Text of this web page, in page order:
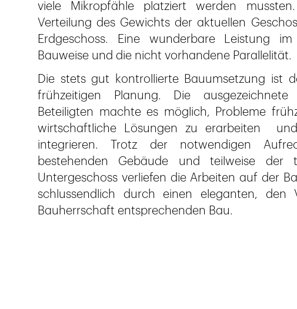
viele Mikropfähle platziert werden
Verteilung des Gewichts der aktuellen
Erdgeschoss. Eine wunderbare Leistung
Bauweise und die nicht vorhandene Parallelität.
Die stets gut kontrollierte Bauumsetzung ist
frühzeitigen Planung. Die
Beteiligten machte es möglich, Probleme
wirtschaftliche Lösungen zu erarbeiten
integrieren. Trotz der notwendigen
bestehenden Gebäude und teilweise der
Untergeschoss verliefen die Arbeiten auf der
schlussendlich durch einen eleganten,
Bauherrschaft entsprechenden Bau.